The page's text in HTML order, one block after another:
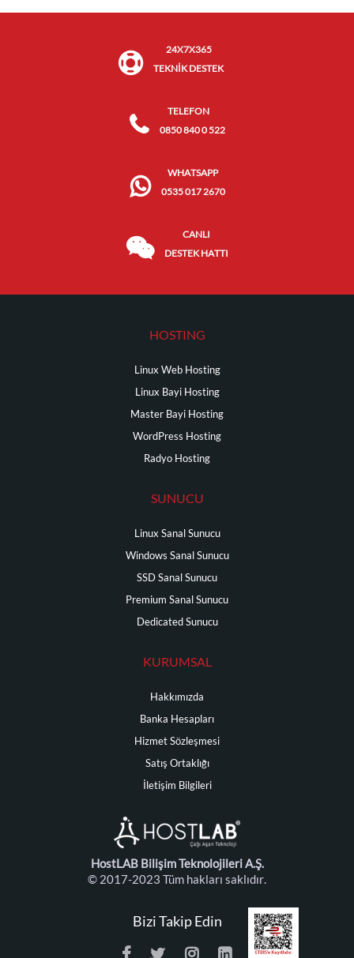
24X7X365
TEKNİK DESTEK
TELEFON
0850 840 0 522
WHATSAPP
0535 017 2670
CANLI
DESTEK HATTI
HOSTING
Linux Web Hosting
Linux Bayi Hosting
Master Bayi Hosting
WordPress Hosting
Radyo Hosting
SUNUCU
Linux Sanal Sunucu
Windows Sanal Sunucu
SSD Sanal Sunucu
Premium Sanal Sunucu
Dedicated Sunucu
KURUMSAL
Hakkımızda
Banka Hesapları
Hizmet Sözleşmesi
Satış Ortaklığı
İletişim Bilgileri
HostLAB Bilişim Teknolojileri A.Ş.
© 2017-2023 Tüm hakları saklıdır.
Bizi Takip Edin